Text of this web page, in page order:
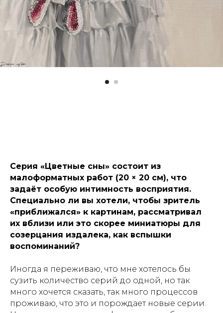
Серия «Цветные сны» состоит из
малоформатных работ (20 × 20 см), что
задаёт особую интимность восприятия.
Специально ли вы хотели, чтобы зритель
«приближался» к картинам, рассматривал
их вблизи или это скорее миниатюры для
созерцания издалека, как вспышки
воспоминаний?
Иногда я переживаю, что мне хотелось бы
сузить количество серий до одной, но так
много хочется сказать, так много процессов
проживаю, что это и порождает новые серии.